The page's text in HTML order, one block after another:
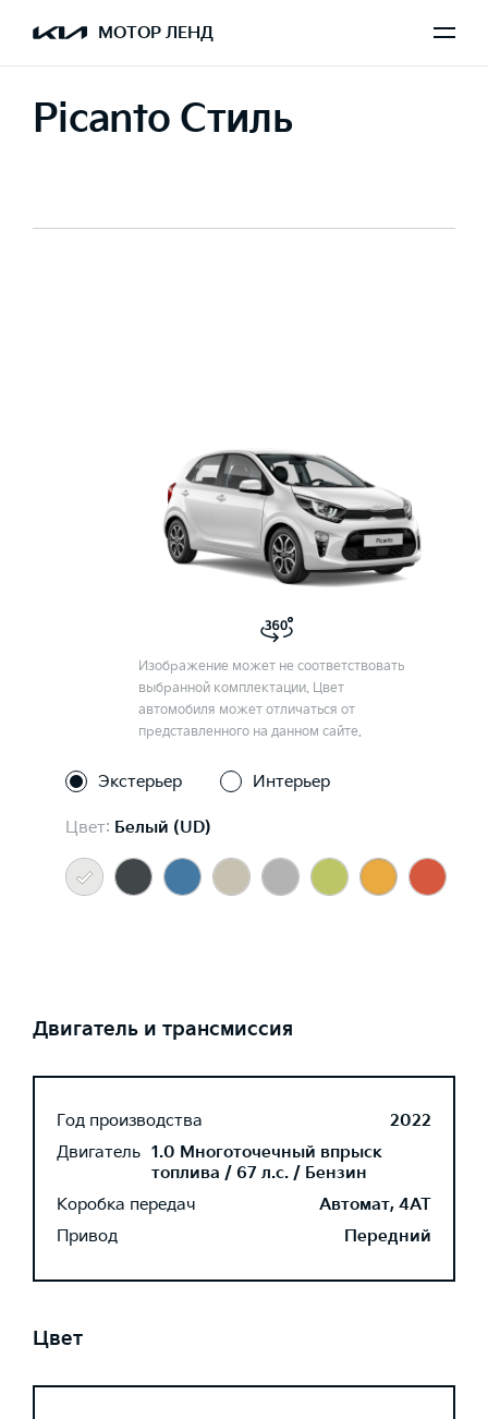
МОТОР ЛЕНД
Picanto Стиль
Изображение может не соответствовать
выбранной комплектации. Цвет
автомобиля может отличаться от
представленного на данном сайте.
Экстерьер Интерьер
Цвет: Белый (UD)
Двигатель и трансмиссия
Год производства
2022
Двигатель 1.0 Многоточечный впрыск
топлива / 67 л.с. / Бензин
Коробка передач
Автомат, 4AT
Привод
Передний
Цвет